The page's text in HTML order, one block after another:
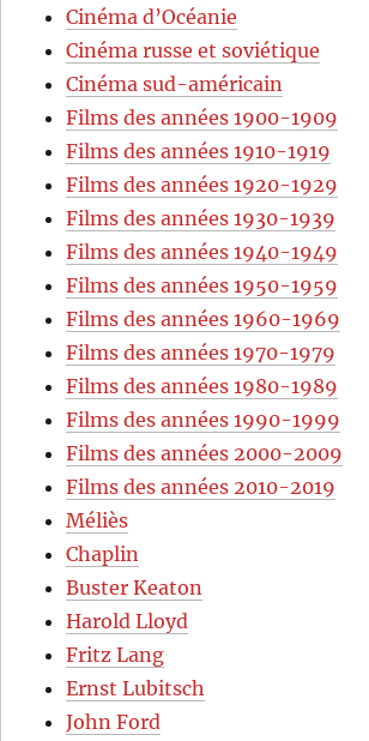
Cinéma d’Océanie
Cinéma russe et soviétique
Cinéma sud-américain
Films des années 1900-1909
Films des années 1910-1919
Films des années 1920-1929
Films des années 1930-1939
Films des années 1940-1949
Films des années 1950-1959
Films des années 1960-1969
Films des années 1970-1979
Films des années 1980-1989
Films des années 1990-1999
Films des années 2000-2009
Films des années 2010-2019
Méliès
Chaplin
Buster Keaton
Harold Lloyd
Fritz Lang
Ernst Lubitsch
John Ford